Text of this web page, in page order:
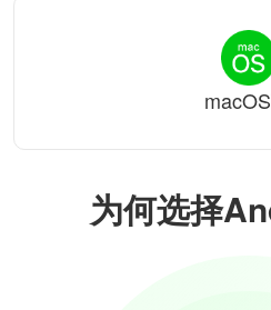
为何选择